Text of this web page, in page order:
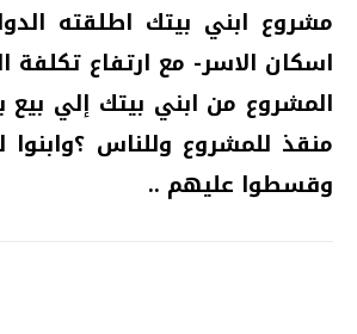
مشروع ابني بيتك اطلقته
اسكان الاسر- مع ارتفاع تكلفة
المشروع من ابني بيتك إلي
منقذ للمشروع وللناس
وقسطوا عليهم ..